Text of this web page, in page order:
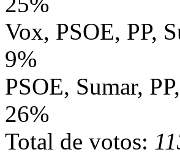
Vox, PSOE, PP,
9%
PSOE, Sumar,
26%
Total de votos: